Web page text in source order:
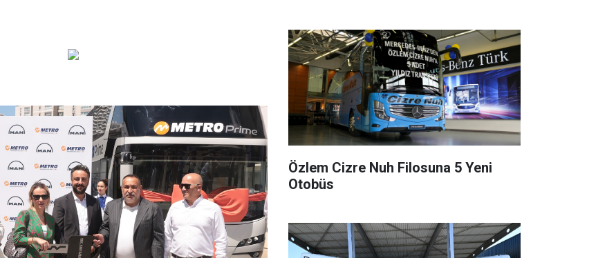
Özlem Cizre Nuh Filosuna 5 Yeni
Otobüs